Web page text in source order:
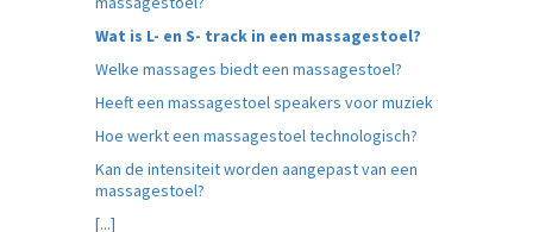
Wat is L- en S- track in een massagestoel?
Welke massages biedt een massagestoel?
Heeft een massagestoel speakers voor muziek
Hoe werkt een massagestoel technologisch?
Kan de intensiteit worden aangepast van een
massagestoel?
[...]